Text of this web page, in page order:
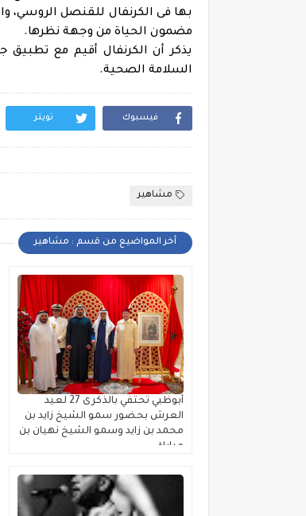
بها فى الكرنفال للقنصل الروسي،
مضمون الحياة من وجهة نظرها.
يذكر أن الكرنفال أقيم مع تطبيق
السلامة الصحية.
فيسبوك تويتر
مشاهير
أخر المواضيع من قسم : مشاهير
أبوظبي تحتفي بالذكرى 27 لعيد
العرش بحضور سمو الشيخ زايد بن
محمد بن زايد وسمو الشيخ نهيان بن
مبارك